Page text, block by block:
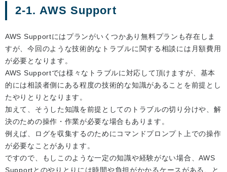
2-1. AWS Support
AWS Supportにはプランがいくつかあり無料プランも存在しま
すが、今回のような技術的なトラブルに関する相談には月額費用
が必要となります。
AWS Supportでは様々なトラブルに対応して頂けますが、基本
的には相談者側にある程度の技術的な知識があることを前提とし
たやりとりとなります。
加えて、そうした知識を前提としてのトラブルの切り分けや、解
決のための操作・作業が必要な場合もあります。
例えば、ログを収集するのためにコマンドプロンプト上での操作
が必要なことがあります。
ですので、もしこのような一定の知識や経験がない場合、AWS
Supportとのやりとりには時間や負担がかかるケースがある、と